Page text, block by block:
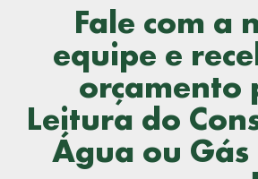
Fale com a
equipe e
orçamento
Leitura do
Água ou